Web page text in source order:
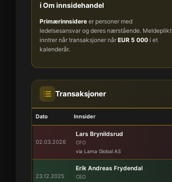
ℹ️ Om innsidehandel
Primærinnsidere er personer med
ledelsesansvar og deres nærstående. Meldeplikt
inntrer når transaksjoner når EUR 5 000 i et
kalenderår.
Transaksjoner
Dato Innsider
02.03.2026
Lars Brynildsrud
CFO
via Lama Global AS
23.12.2025
Erik Andreas Frydendal
CEO